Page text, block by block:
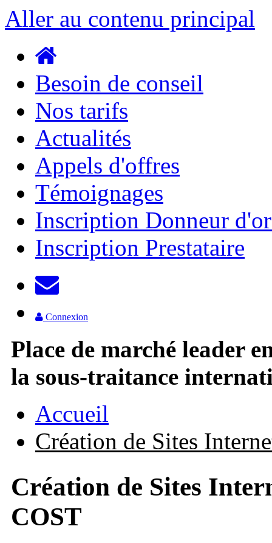
Aller au contenu principal
Besoin de conseil
Nos tarifs
Actualités
Appels d'offres
Témoignages
Inscription Donneur
Inscription Prestataire
Connexion
Place de marché leader
la sous-traitance
Accueil
Création de Sites
Création de Sites
COST